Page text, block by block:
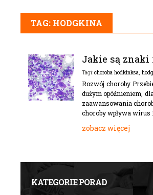
TAG: HODGKINA
Jakie są znaki
Tagi:choroba hodkinksa,
Rozwój choroby
dużym opóźnieniem,
zaawansowania
choroby wpływa wirus
zobacz więcej
KATEGORIE PORAD